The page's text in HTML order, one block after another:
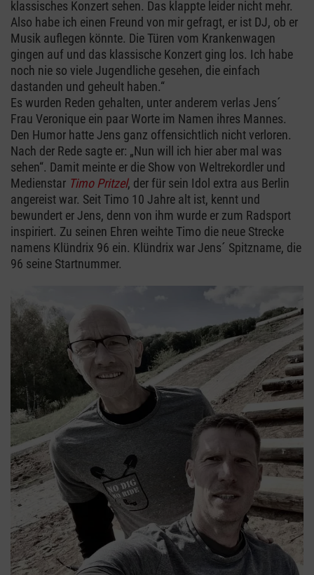
klassisches Konzert sehen. Das klappte leider nicht mehr.
Also habe ich einen Freund von mir gefragt, er ist DJ, ob er
Musik auflegen könnte. Die Türen vom Krankenwagen
gingen auf und das klassische Konzert ging los. Ich habe
noch nie so viele Jugendliche gesehen, die einfach
dastanden und geheult haben.“
Es wurden Reden gehalten, unter anderem verlas Jens´
Frau Veronique ein paar Worte im Namen ihres Mannes.
Den Humor hatte Jens ganz offensichtlich nicht verloren.
Nach der Rede sagte er: „Nun will ich hier aber mal was
sehen“. Damit meinte er die Show von Weltrekordler und
Medienstar Timo Pritzel, der für sein Idol extra aus Berlin
angereist war. Seit Timo 10 Jahre alt ist, kennt und
bewundert er Jens, denn von ihm wurde er zum Radsport
inspiriert. Zu seinen Ehren weihte Timo die neue Strecke
namens Klündrix 96 ein. Klündrix war Jens´ Spitzname, die
96 seine Startnummer.